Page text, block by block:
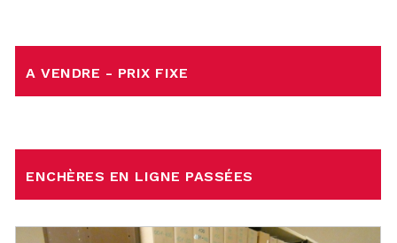
A VENDRE - PRIX FIXE
ENCHÈRES EN LIGNE PASSÉES